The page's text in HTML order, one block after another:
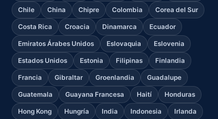
Chile China Chipre Colombia Corea del Sur
Costa Rica Croacia Dinamarca Ecuador
Emiratos Árabes Unidos Eslovaquia Eslovenia
Estados Unidos Estonia Filipinas Finlandia
Francia Gibraltar Groenlandia Guadalupe
Guatemala Guayana Francesa Haití Honduras
Hong Kong Hungría India Indonesia Irlanda